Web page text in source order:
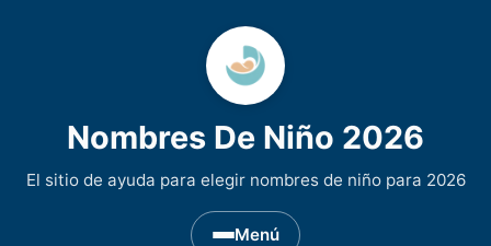
Nombres De Niño 2026
El sitio de ayuda para elegir nombres de niño para 2026
Menú